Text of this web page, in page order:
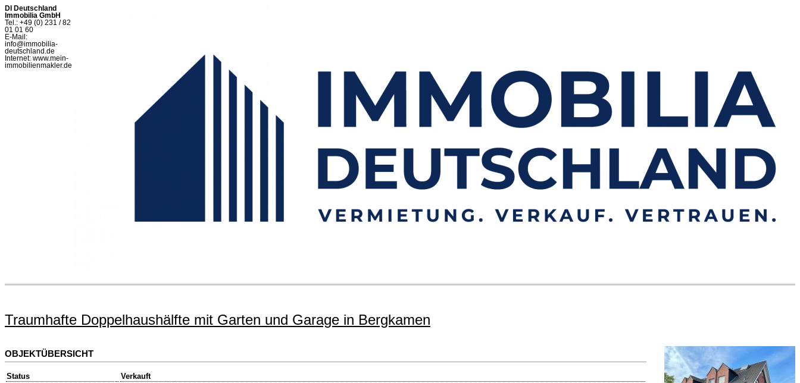
DI Deutschland
Immobilia GmbH
Tel.: +49 (0) 231 / 82
01 01 60
E-Mail:
info@immobilia-
deutschland.de
Internet: www.mein-
immobilienmakler.de
Traumhafte Doppelhaushälfte mit Garten und Garage in Bergkamen
OBJEKTÜBERSICHT
Status
Verkauft